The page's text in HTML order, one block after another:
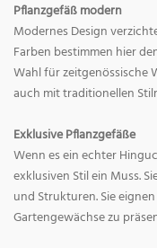
Pflanzgefäß modern
Modernes Design
Farben bestimmen hier
Wahl für zeitgenössische
auch mit traditionellen
Exklusive Pflanzgefäße
Wenn es ein echter
exklusiven Stil ein Muss.
und Strukturen. Sie
Gartengewächse zu